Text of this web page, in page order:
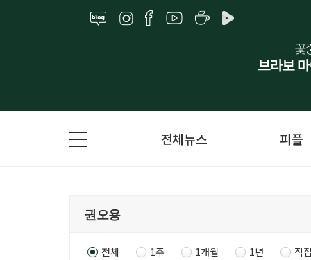
전체뉴스 피플
전체 1주 1개월 1년 직